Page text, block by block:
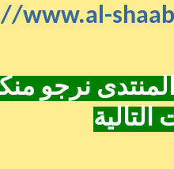
www.al-
نرجو